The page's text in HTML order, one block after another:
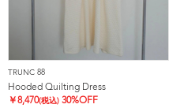
TRUNC 88
Hooded Quilting Dress
￥8,470(税込) 30%OFF